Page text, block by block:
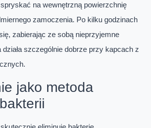
na wewnętrzną powierzchnię
zamoczenia. Po kilku godzinach
zabierając ze sobą nieprzyjemne
działa szczególnie dobrze przy kapcach z
jako metoda